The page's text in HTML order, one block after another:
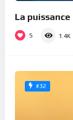
La
5 1.4K
#32